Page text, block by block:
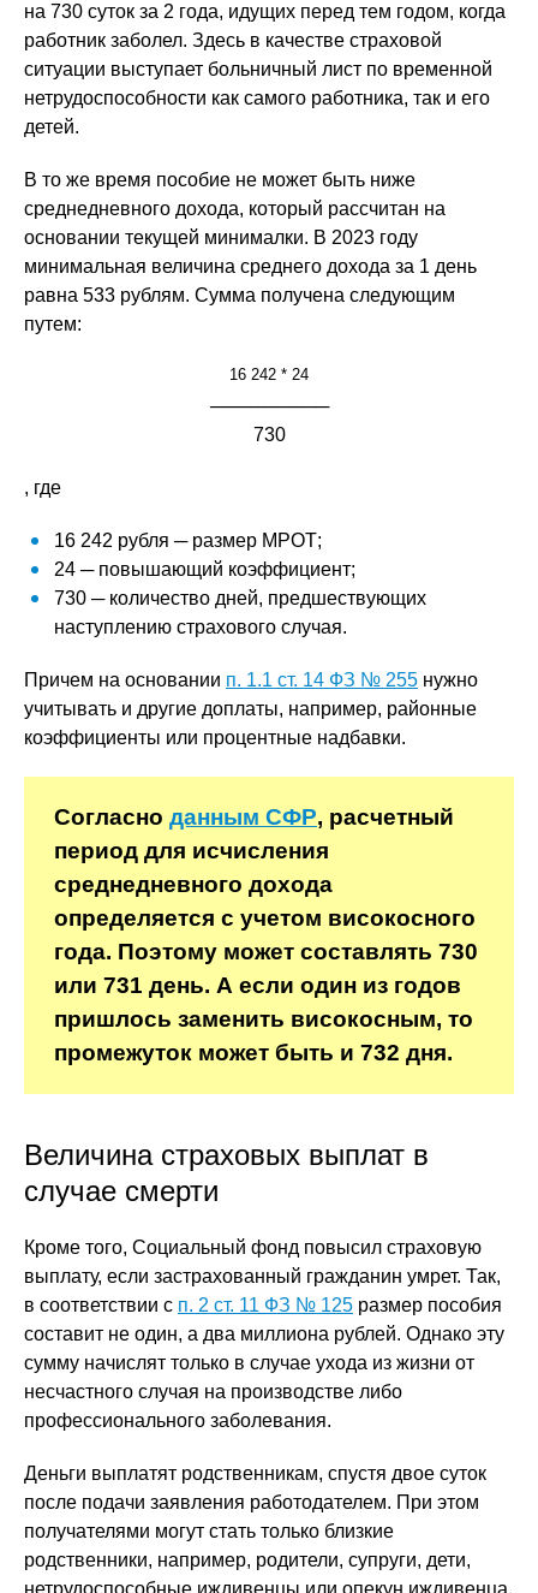
на 730 суток за 2 года, идущих перед тем годом, когда
работник заболел. Здесь в качестве страховой
ситуации выступает больничный лист по временной
нетрудоспособности как самого работника, так и его
детей.
В то же время пособие не может быть ниже
среднедневного дохода, который рассчитан на
основании текущей минималки. В 2023 году
минимальная величина среднего дохода за 1 день
равна 533 рублям. Сумма получена следующим
путем:
16 242 * 24
─────────
730
, где
16 242 рубля ─ размер МРОТ;
24 ─ повышающий коэффициент;
730 ─ количество дней, предшествующих
наступлению страхового случая.
Причем на основании п. 1.1 ст. 14 ФЗ № 255 нужно
учитывать и другие доплаты, например, районные
коэффициенты или процентные надбавки.
Согласно данным СФР, расчетный
период для исчисления
среднедневного дохода
определяется с учетом високосного
года. Поэтому может составлять 730
или 731 день. А если один из годов
пришлось заменить високосным, то
промежуток может быть и 732 дня.
Величина страховых выплат в
случае смерти
Кроме того, Социальный фонд повысил страховую
выплату, если застрахованный гражданин умрет. Так,
в соответствии с п. 2 ст. 11 ФЗ № 125 размер пособия
составит не один, а два миллиона рублей. Однако эту
сумму начислят только в случае ухода из жизни от
несчастного случая на производстве либо
профессионального заболевания.
Деньги выплатят родственникам, спустя двое суток
после подачи заявления работодателем. При этом
получателями могут стать только близкие
родственники, например, родители, супруги, дети,
нетрудоспособные иждивенцы или опекун иждивенца,